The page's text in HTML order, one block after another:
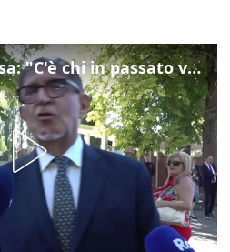
Marcinelle, La Russa: "C'è chi in passato voltava le spalle a Marcinelle"